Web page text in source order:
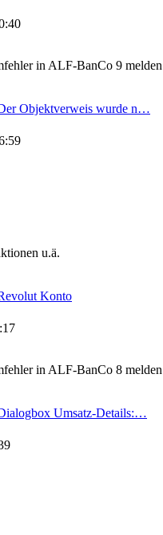
in ALF-BanCo 9 melden
Objektverweis wurde n…
u.ä.
Konto
in ALF-BanCo 8 melden
Umsatz-Details:…